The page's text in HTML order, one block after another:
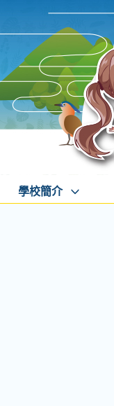
學校簡介